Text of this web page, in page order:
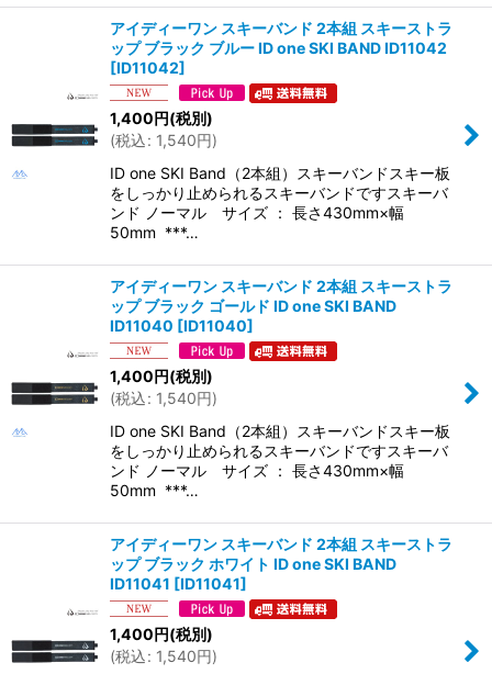
アイディーワン スキーバンド 2本組 スキーストラ
ップ ブラック ブルー ID one SKI BAND ID11042
[ID11042]
1,400円(税別)
(税込: 1,540円)
ID one SKI Band（2本組）スキーバンドスキー板
をしっかり止められるスキーバンドですスキーバ
ンド ノーマル サイズ ： 長さ430mm×幅
50mm ***…
アイディーワン スキーバンド 2本組 スキーストラ
ップ ブラック ゴールド ID one SKI BAND
ID11040 [ID11040]
1,400円(税別)
(税込: 1,540円)
ID one SKI Band（2本組）スキーバンドスキー板
をしっかり止められるスキーバンドですスキーバ
ンド ノーマル サイズ ： 長さ430mm×幅
50mm ***…
アイディーワン スキーバンド 2本組 スキーストラ
ップ ブラック ホワイト ID one SKI BAND
ID11041 [ID11041]
1,400円(税別)
(税込: 1,540円)